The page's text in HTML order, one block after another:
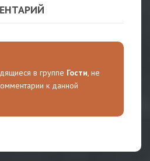
в группе Гости, не
к данной